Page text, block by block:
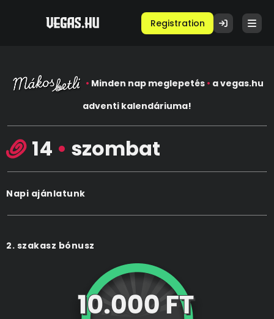
Registration
• Minden nap meglepetés • a vegas.hu
adventi kalendáriuma!
14 • szombat
Napi ajánlatunk
2. szakasz bónusz